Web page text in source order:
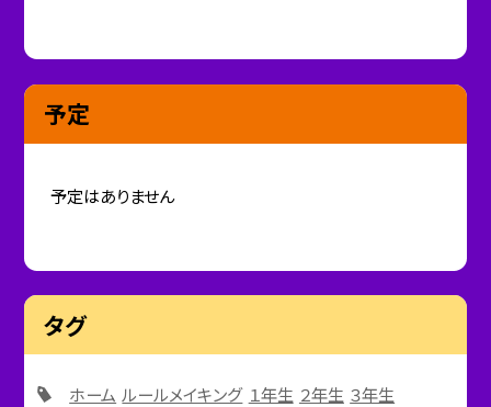
予定
予定はありません
タグ
ホーム ルールメイキング １年生 ２年生 ３年生